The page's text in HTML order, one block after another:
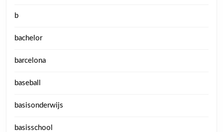
b
bachelor
barcelona
baseball
basisonderwijs
basisschool